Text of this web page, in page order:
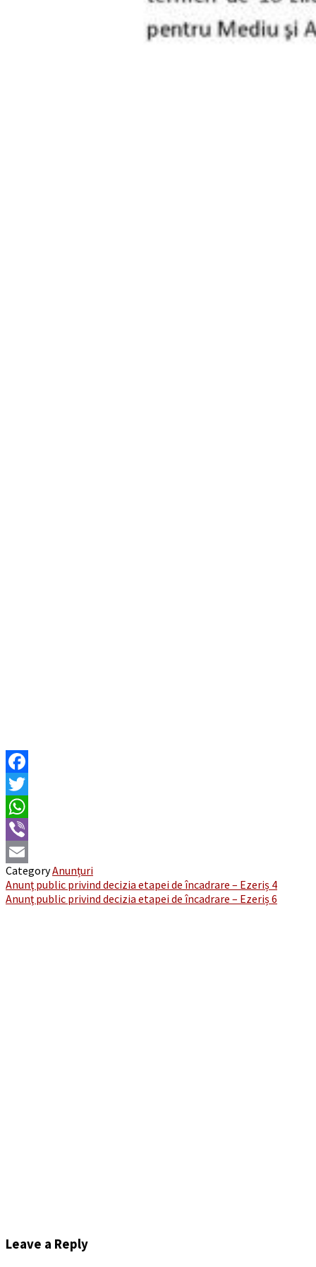
Facebook
Twitter
WhatsApp
Viber
Email
CategoryAnunțuri
Post
navigation
Anunţ public privind decizia etapei de încadrare – Ezeriș 4
Anunţ public privind decizia etapei de încadrare – Ezeriș 6
Leave a Reply